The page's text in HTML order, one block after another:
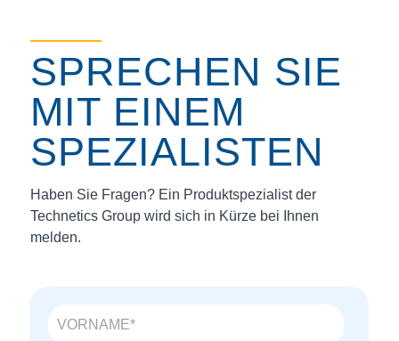
SPRECHEN SIE
MIT EINEM
SPEZIALISTEN
Haben Sie Fragen? Ein Produktspezialist der
Technetics Group wird sich in Kürze bei Ihnen
melden.